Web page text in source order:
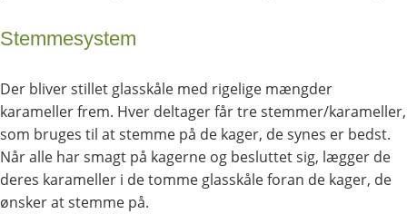
Stemmesystem
Der bliver stillet glasskåle med rigelige mængder
karameller frem. Hver deltager får tre stemmer/karameller,
som bruges til at stemme på de kager, de synes er bedst.
Når alle har smagt på kagerne og besluttet sig, lægger de
deres karameller i de tomme glasskåle foran de kager, de
ønsker at stemme på.